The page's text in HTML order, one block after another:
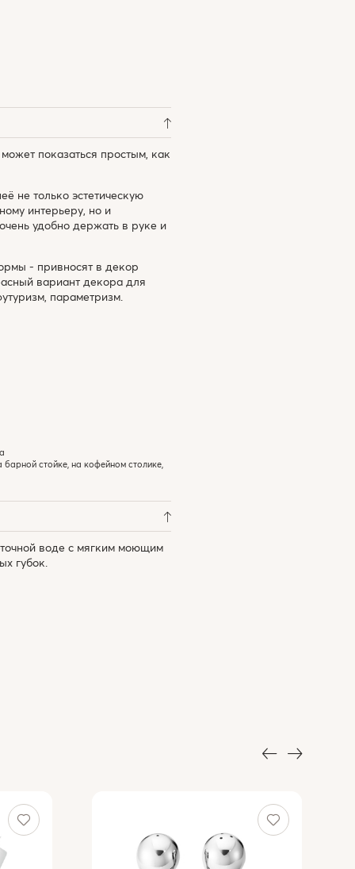
показаться простым, как
не только эстетическую
интерьеру, но и
удобно держать в руке и
- привносят в декор
вариант декора для
параметризм.
стойке, на кофейном столике,
воде с мягким моющим
губок.